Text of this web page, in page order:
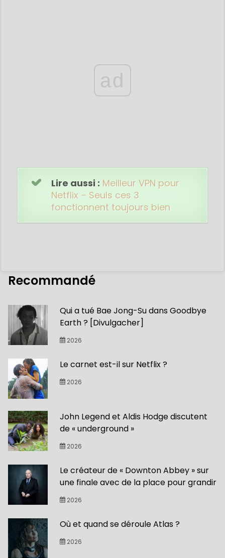
ad
Lire aussi : Meilleur VPN pour
Netflix – Seuls ces 3
fonctionnent toujours bien
Recommandé
Qui a tué Bae Jong-Su dans Goodbye
Earth ? [Divulgacher]
2026
Le carnet est-il sur Netflix ?
2026
John Legend et Aldis Hodge discutent
de « underground »
2026
Le créateur de « Downton Abbey » sur
une finale avec de la place pour grandir
2026
Où et quand se déroule Atlas ?
2026